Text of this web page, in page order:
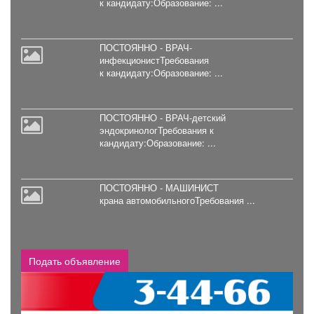
электромонтажные работы
мебель, интерьер
недвижимость
о сайте chastnik-m.ru
одежда и обувь
работа, вакансии
ремонтно-строительные работы
риелторы междуреченска
ПОСТОЯННО - ВРАЧ-
инфекционистТребования
к кандидату:Образование: ...
ПОСТОЯННО - ВРАЧ-детский
эндокринологТребования к
кандидату:Образование: ...
ПОСТОЯННО - МАШИНИСТ
крана автомобильногоТребования ...
Подать объявление